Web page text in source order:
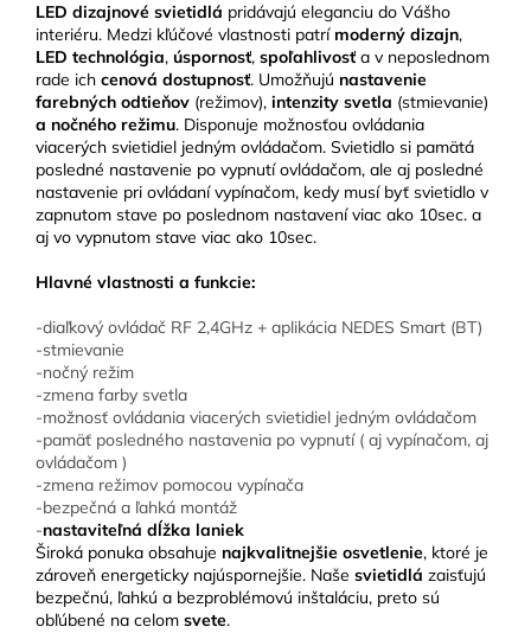
LED dizajnové svietidlá pridávajú eleganciu do Vášho
interiéru. Medzi kľúčové vlastnosti patrímoderný dizajn,
LED technológia, úspornosť, spoľahlivosť a v neposlednom
rade ich cenová dostupnosť. Umožňujú nastavenie
farebných odtieňov (režimov), intenzity svetla (stmievanie)
a nočného režimu. Disponuje možnosťou ovládania
viacerých svietidiel jedným ovládačom. Svietidlo si pamätá
posledné nastavenie po vypnutí ovládačom, ale aj posledné
nastavenie pri ovládaní vypínačom, kedy musí byť svietidlo v
zapnutom stave po poslednom nastavení viac ako 10sec. a
aj vo vypnutom stave viac ako 10sec.
Hlavné vlastnosti a funkcie:
-diaľkový ovládač RF 2,4GHz + aplikácia NEDES Smart (BT)
-stmievanie
-nočný režim
-zmena farby svetla
-možnosť ovládania viacerých svietidiel jedným ovládačom
-pamäť posledného nastavenia po vypnutí ( aj vypínačom, aj
ovládačom )
-zmena režimov pomocou vypínača
-bezpečná a ľahká montáž
-nastaviteľná dĺžka laniek
Široká ponuka obsahuje najkvalitnejšie osvetlenie, ktoré je
zároveň energeticky najúspornejšie. Naše svietidlá zaisťujú
bezpečnú, ľahkú a bezproblémovú inštaláciu, preto sú
obľúbené na celom svete.